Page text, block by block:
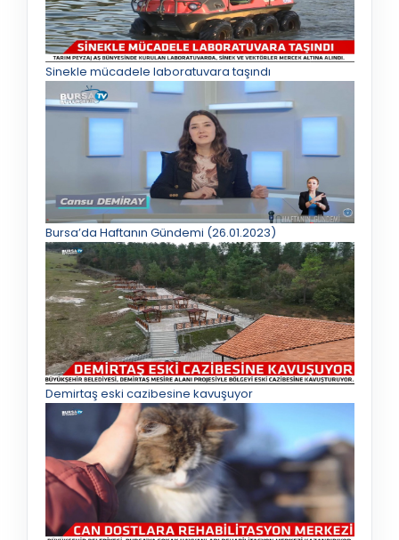
Sinekle mücadele laboratuvara taşındı
Bursa’da Haftanın Gündemi (26.01.2023)
Demirtaş eski cazibesine kavuşuyor